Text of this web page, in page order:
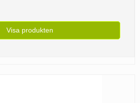
Visa produkten